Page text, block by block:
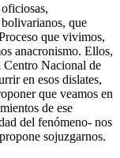
que
que vivimos,
anacronismo. Ellos,
Centro Nacional de
en esos dislates,
que veamos en
de ese
del fenómeno- nos
sojuzgarnos.